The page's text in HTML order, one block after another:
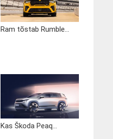
Ram tõstab Rumble...
Kas Škoda Peaq...